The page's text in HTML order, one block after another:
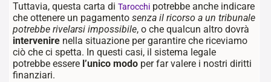
Tuttavia, questa carta di Tarocchi potrebbe anche indicare
che ottenere un pagamento senza il ricorso a un tribunale
potrebbe rivelarsi impossibile, o che qualcun altro dovrà
intervenire nella situazione per garantire che riceviamo
ciò che ci spetta. In questi casi, il sistema legale
potrebbe essere l’unico modo per far valere i nostri diritti
finanziari.